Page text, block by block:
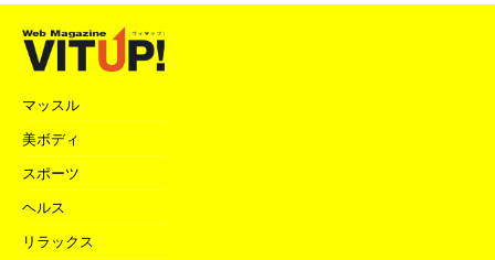
マッスル
美ボディ
スポーツ
ヘルス
リラックス